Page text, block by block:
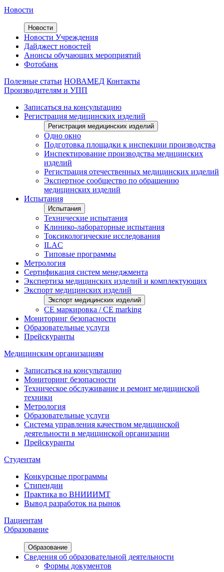
Новости
Новости
Новости Учреждения
Дайджест новостей
Анонсы обучающих мероприятий
Фотобанк
Полезные статьи НОВАМЕД Контакты
Производителям и УПП
Записаться на консультацию
Регистрация медицинских изделий
Регистрация медицинских изделий
Одно окно
Подготовка площадки к инспекции производства
Инспектирование производства медицинских
изделий
Регистрация отечественных медицинских изделий
Экспертное сообщество по обращению
медицинских изделий
Испытания
Испытания
Технические испытания
Клинико-лабораторные испытания
Токсикологические исследования
ILAС
Типовые программы
Метрология
Сертификация систем менеджмента
Экспертиза медицинских изделий и комплектующих
Экспорт медицинских изделий
Экспорт медицинских изделий
CE маркировка / CE marking
Мониторинг безопасности
Образовательные услуги
Прейскуранты
Медицинским организациям
Записаться на консультацию
Мониторинг безопасности
Техническое обслуживание и ремонт медицинской
техники
Метрология
Образовательные услуги
Система управления качеством медицинской
деятельности в медицинской организации
Прейскуранты
Студентам
Конкурсные программы
Стипендии
Практика во ВНИИИМТ
Вывод разработок на рынок
Пациентам
Образование
Образование
Сведения об образовательной деятельности
Формы документов